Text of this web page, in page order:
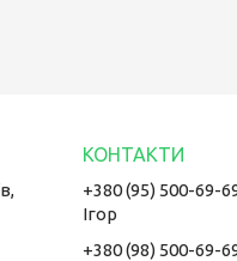
+380 (95) 500-69-
Ігор
+380 (98) 500-69-